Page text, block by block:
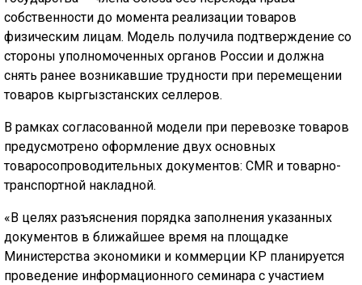
собственности до момента реализации товаров
физическим лицам. Модель получила подтверждение со
стороны уполномоченных органов России и должна
снять ранее возникавшие трудности при перемещении
товаров кыргызстанских селлеров.
В рамках согласованной модели при перевозке товаров
предусмотрено оформление двух основных
товаросопроводительных документов: CMR и товарно-
транспортной накладной.
«В целях разъяснения порядка заполнения указанных
документов в ближайшее время на площадке
Министерства экономики и коммерции КР планируется
проведение информационного семинара с участием